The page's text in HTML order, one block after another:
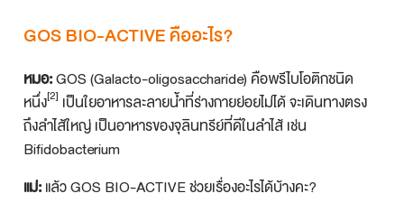
GOS BIO-ACTIVE คืออะไร?
หมอ:GOS (Galacto-oligosaccharide) คือพรีไบโอติกชนิด
หนึ่ง[2] เป็นใยอาหารละลายน้ำที่ร่างกายย่อยไม่ได้ จะเดินทางตรง
ถึงลำไส้ใหญ่ เป็นอาหารของจุลินทรีย์ที่ดีในลำไส้ เช่น
Bifidobacterium
แม่:แล้ว GOS BIO-ACTIVE ช่วยเรื่องอะไรได้บ้างคะ?